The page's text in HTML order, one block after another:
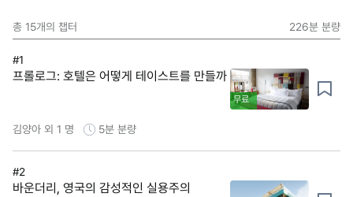
총 15개의 챕터 226분 분량
#1
프롤로그: 호텔은 어떻게 테이스트를 만들까
무료
김양아 외 1 명 5분 분량
#2
바운더리, 영국의 감성적인 실용주의